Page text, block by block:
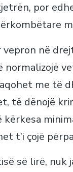
por
vepron në
normalizojë
me të
të dënojë
kërkesa
t’i çojë
së lirë, nuk